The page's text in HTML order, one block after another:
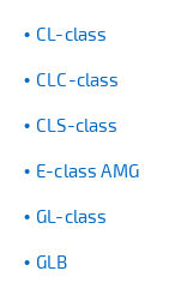
CL-class
CLC-class
CLS-class
E-class AMG
GL-class
GLB